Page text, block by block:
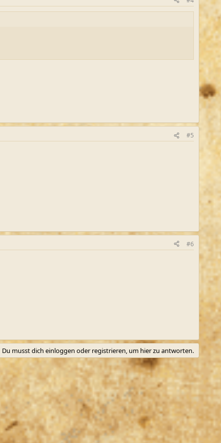
#5
#6
Du musst dich einloggen oder registrieren, um hier zu antworten.